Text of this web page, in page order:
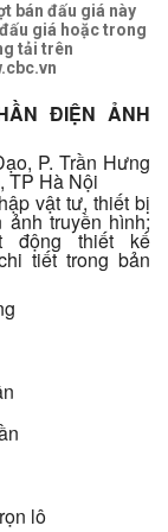
bán đấu giá này
giá hoặc trong
tải trên
ĐIỆN ẢNH
P. Trần Hưng
TP Hà Nội
vật tư, thiết bị
ảnh truyền hình;
động thiết kế
tiết trong bản
lô